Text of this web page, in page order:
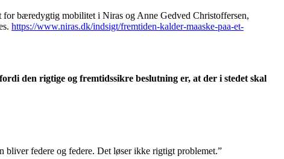
bæredygtig mobilitet i Niras og Anne Gedved Christoffersen,
https://www.niras.dk/indsigt/fremtiden-kalder-maaske-paa-et-
den rigtige og fremtidssikre beslutning er, at der i stedet skal
bliver federe og federe. Det løser ikke rigtigt problemet.”